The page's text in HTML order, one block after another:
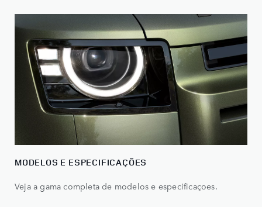
MODELOS E ESPECIFICAÇÕES
Veja a gama completa de modelos e especificaçoes.